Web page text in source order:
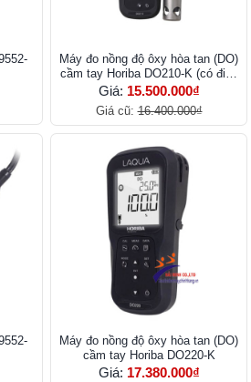
Máy đo nồng độ ôxy hòa tan (DO)
cầm tay Horiba DO210-K (có điện
cực)
Giá: 15.500.000₫
Giá cũ:16.400.000₫
Máy đo nồng độ ôxy hòa tan (DO)
cầm tay Horiba DO220-K
Giá: 17.380.000₫